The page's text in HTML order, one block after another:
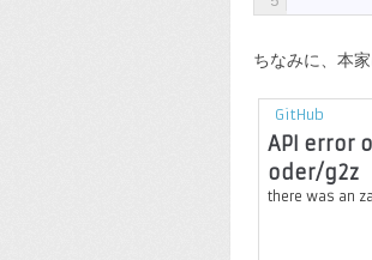
ちなみに、本
GitHub
API error
oder/g2z
there was an